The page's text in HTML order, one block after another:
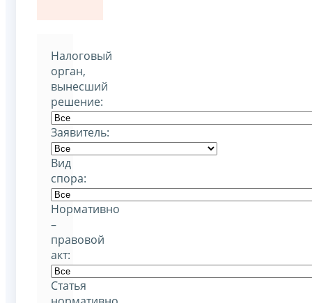
Налоговый
орган,
вынесший
решение:
Заявитель:
Вид
спора:
Нормативно
–
правовой
акт:
Статья